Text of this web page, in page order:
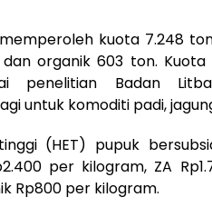
kuota 7.248
dan organik 603 ton.
penelitian Badan
untuk komoditi padi,
(HET) pupuk
per kilogram, ZA
Rp800 per kilogram.